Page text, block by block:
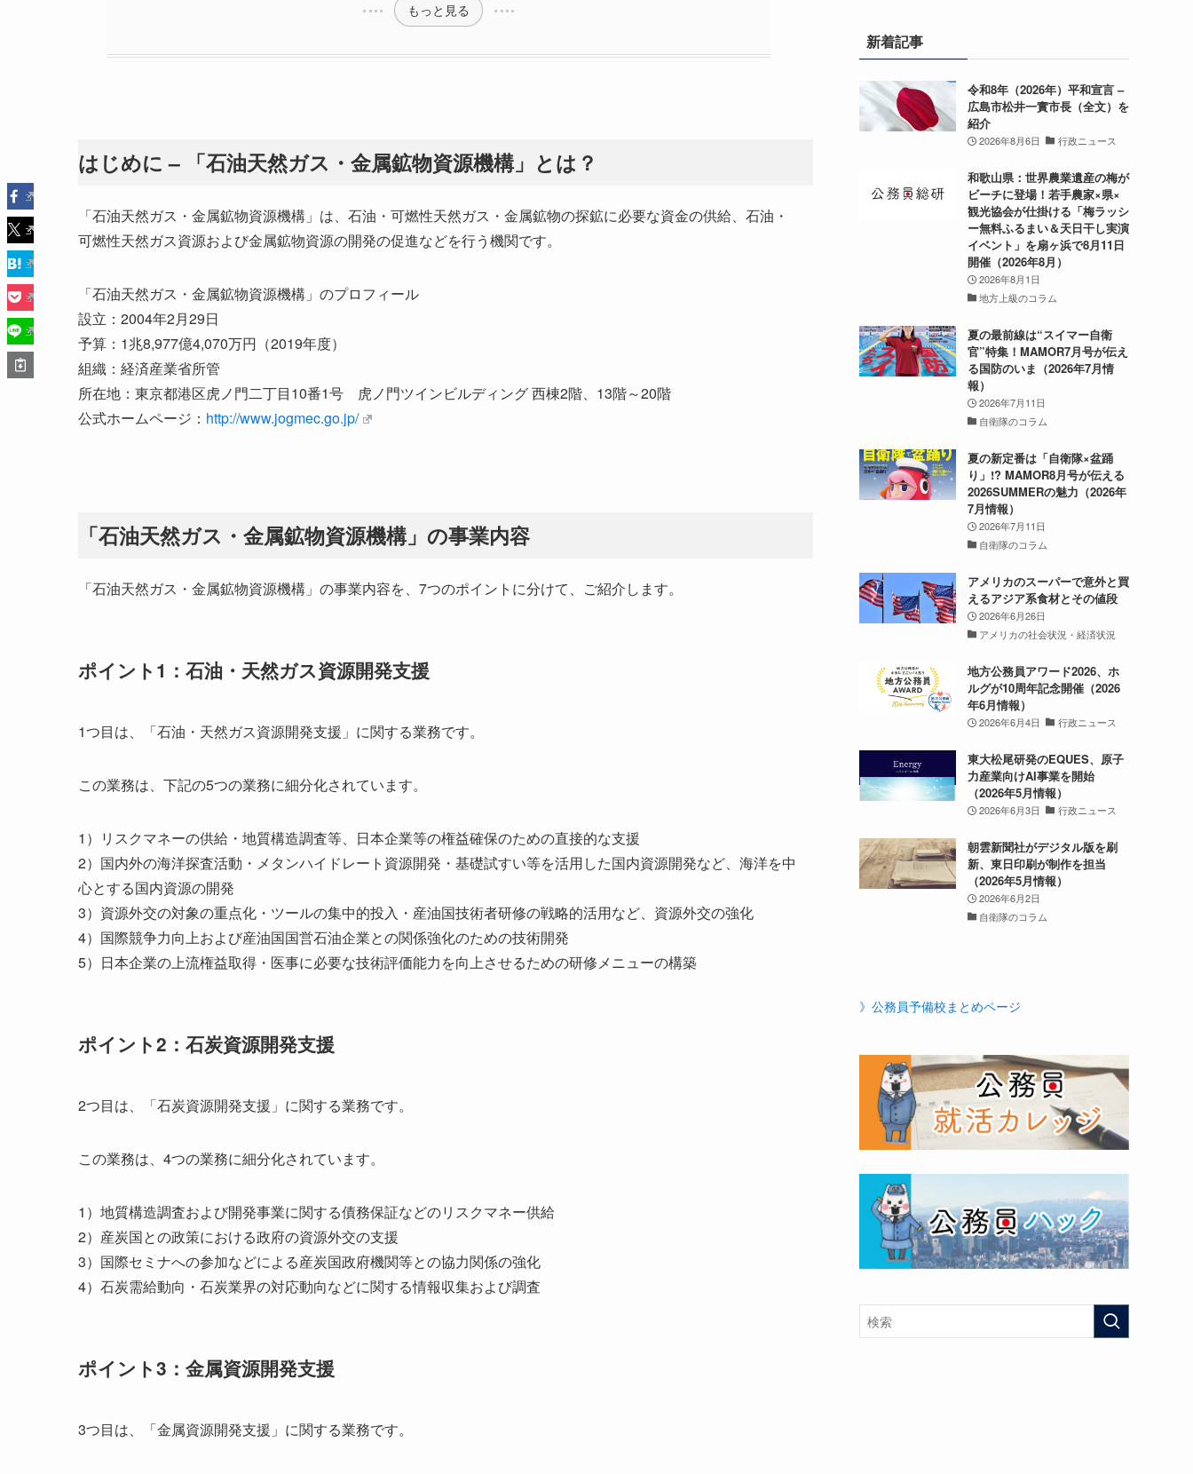
もっと見る
はじめに – 「石油天然ガス・金属鉱物資源機構」とは？
「石油天然ガス・金属鉱物資源機構」は、石油・可燃性天然ガス・金属鉱物の探鉱に必要な資金の供給、石油・
可燃性天然ガス資源および金属鉱物資源の開発の促進などを行う機関です。
「石油天然ガス・金属鉱物資源機構」のプロフィール
設立：2004年2月29日
予算：1兆8,977億4,070万円（2019年度）
組織：経済産業省所管
所在地：東京都港区虎ノ門二丁目10番1号 虎ノ門ツインビルディング 西棟2階、13階～20階
公式ホームページ： http://www.jogmec.go.jp/
「石油天然ガス・金属鉱物資源機構」の事業内容
「石油天然ガス・金属鉱物資源機構」の事業内容を、7つのポイントに分けて、ご紹介します。
ポイント1：石油・天然ガス資源開発支援
1つ目は、「石油・天然ガス資源開発支援」に関する業務です。
この業務は、下記の5つの業務に細分化されています。
1）リスクマネーの供給・地質構造調査等、日本企業等の権益確保のための直接的な支援
2）国内外の海洋探査活動・メタンハイドレート資源開発・基礎試すい等を活用した国内資源開発など、海洋を中
心とする国内資源の開発
3）資源外交の対象の重点化・ツールの集中的投入・産油国技術者研修の戦略的活用など、資源外交の強化
4）国際競争力向上および産油国国営石油企業との関係強化のための技術開発
5）日本企業の上流権益取得・医事に必要な技術評価能力を向上させるための研修メニューの構築
ポイント2：石炭資源開発支援
2つ目は、「石炭資源開発支援」に関する業務です。
この業務は、4つの業務に細分化されています。
1）地質構造調査および開発事業に関する債務保証などのリスクマネー供給
2）産炭国との政策における政府の資源外交の支援
3）国際セミナへの参加などによる産炭国政府機関等との協力関係の強化
4）石炭需給動向・石炭業界の対応動向などに関する情報収集および調査
ポイント3：金属資源開発支援
3つ目は、「金属資源開発支援」に関する業務です。
新着記事
令和8年（2026年）平和宣言 –
広島市松井一實市長（全文）を
紹介
2026年8月6日 行政ニュース
和歌山県：世界農業遺産の梅が
ビーチに登場！若手農家×県×
観光協会が仕掛ける「梅ラッシ
ー無料ふるまい＆天日干し実演
イベント」を扇ヶ浜で8月11日
開催（2026年8月）
2026年8月1日
地方上級のコラム
夏の最前線は“スイマー自衛
官”特集！MAMOR7月号が伝え
る国防のいま（2026年7月情
報）
2026年7月11日
自衛隊のコラム
夏の新定番は「自衛隊×盆踊
り」!? MAMOR8月号が伝える
2026SUMMERの魅力（2026年
7月情報）
2026年7月11日
自衛隊のコラム
アメリカのスーパーで意外と買
えるアジア系食材とその値段
2026年6月26日
アメリカの社会状況・経済状況
地方公務員アワード2026、ホ
ルグが10周年記念開催（2026
年6月情報）
2026年6月4日 行政ニュース
東大松尾研発のEQUES、原子
力産業向けAI事業を開始
（2026年5月情報）
2026年6月3日 行政ニュース
朝雲新聞社がデジタル版を刷
新、東日印刷が制作を担当
（2026年5月情報）
2026年6月2日
自衛隊のコラム
》公務員予備校まとめページ